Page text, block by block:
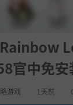
Rainbow
官中免
游戏 1天前